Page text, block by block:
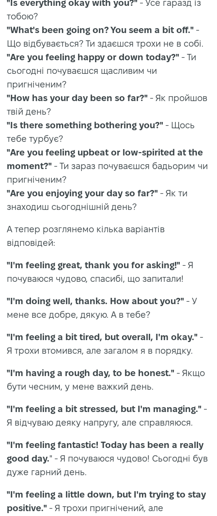
"Is everything okay with you?" - Усе гаразд із
тобою?
"What's been going on? You seem a bit off." -
Що відбувається? Ти здаєшся трохи не в собі.
"Are you feeling happy or down today?" - Ти
сьогодні почуваєшся щасливим чи
пригніченим?
"How has your day been so far?" - Як пройшов
твій день?
"Is there something bothering you?" - Щось
тебе турбує?
"Are you feeling upbeat or low-spirited at the
moment?" - Ти зараз почуваєшся бадьорим чи
пригніченим?
"Are you enjoying your day so far?" - Як ти
знаходиш сьогоднішній день?
А тепер розглянемо кілька варіантів
відповідей:
"I'm feeling great, thank you for asking!" - Я
почуваюся чудово, спасибі, що запитали!
"I'm doing well, thanks. How about you?" - У
мене все добре, дякую. А в тебе?
"I'm feeling a bit tired, but overall, I'm okay." -
Я трохи втомився, але загалом я в порядку.
"I'm having a rough day, to be honest." - Якщо
бути чесним, у мене важкий день.
"I'm feeling a bit stressed, but I'm managing." -
Я відчуваю деяку напругу, але справляюся.
"I'm feeling fantastic! Today has been a really
good day." - Я почуваюся чудово! Сьогодні був
дуже гарний день.
"I'm feeling a little down, but I'm trying to stay
positive." - Я трохи пригнічений, але